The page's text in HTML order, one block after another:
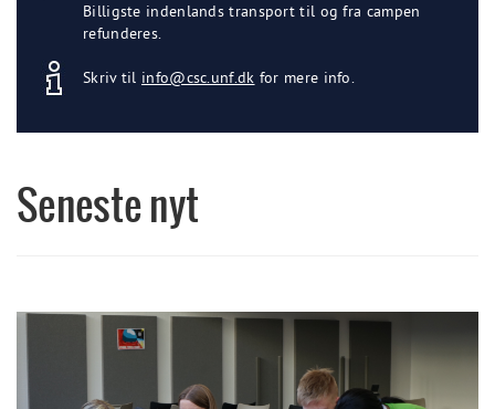
Billigste indenlands transport til og fra campen
refunderes.
Skriv til info@csc.unf.dk for mere info.
Seneste nyt